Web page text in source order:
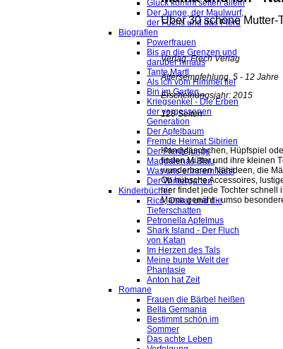
Glück kommt selten allein
Der Junge, der Maulwurf,
der Fuchs und das Pferd
Biografien
Powerfrauen
Bis an die Grenzen und
darüber hinaus
Tante Martl
Als ich vom Himmel fiel
Bin im Garten...
Kriegsenkel - Die Erben
der vergessenen
Generation
Der Apfelbaum
Fremde Heimat Sibirien
Der Pferdejunge
Magdalenas Blau
Was uns erinnern lässt
Der Wintergarten
Kinderbücher
Rico, Oskar und die
Tieferschatten
Petronella Apfelmus
Shark Island - Der Fluch
von Katan
Im Herzen des Tals
Meine bunte Welt der
Phantasie
Anton hat Zeit
Romane
Frauen die Bärbel heißen
Bella Germania
Bestimmt schön im
Sommer
Das achte Leben
Über 30 schöne Mutter-
Verlag: Frech Verlag
Altersempfehlung. 5 - 12 Jahre
Erscheinungsjahr: 2015
128 Seiten
Handytäschchen, Hüpfspiel
finden Mütter und ihre kleinen
wunderbaren Nähideen, die
Ob hübsche Accessoires,
hier findet jede Tochter schnell
Mama genäht - umso